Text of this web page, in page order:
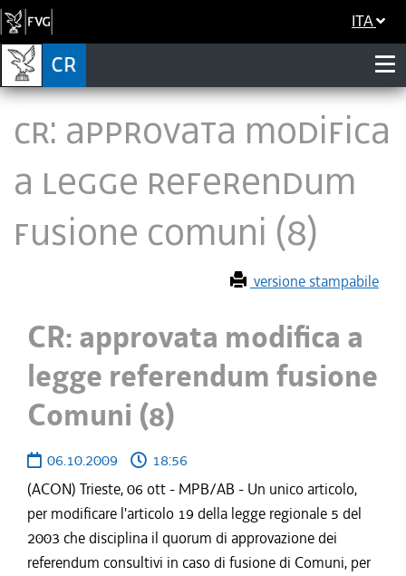
ITA
CR: approvata modifica
a legge referendum
fusione Comuni (8)
versione stampabile
CR: approvata modifica a
legge referendum fusione
Comuni (8)
06.10.2009
18:56
(ACON) Trieste, 06 ott - MPB/AB - Un unico articolo,
per modificare l'articolo 19 della legge regionale 5 del
2003 che disciplina il quorum di approvazione dei
referendum consultivi in caso di fusione di Comuni, per